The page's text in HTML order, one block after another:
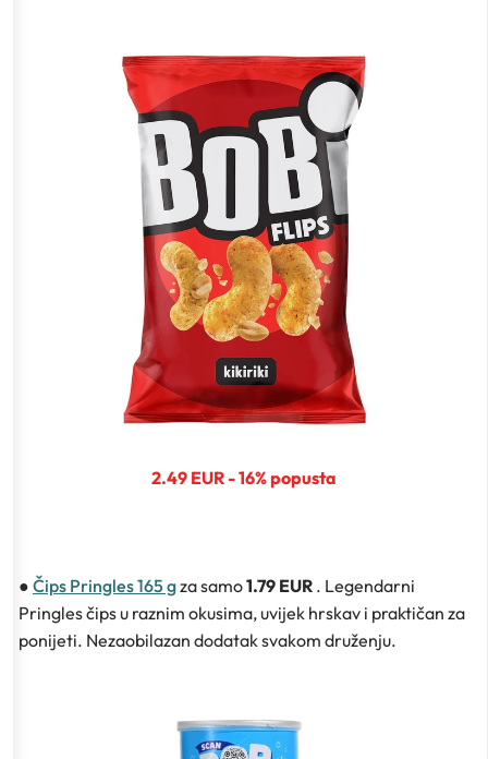
2.49 EUR - 16% popusta
● Čips Pringles 165 gza samo1.79 EUR . Legendarni
Pringles čips u raznim okusima, uvijek hrskav i praktičan za
ponijeti. Nezaobilazan dodatak svakom druženju.